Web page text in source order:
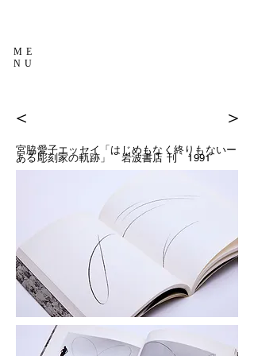
ME
NU
＜ ＞
宮脇愛子エッセイ「はじめもなく終りもないー
ある彫刻家の軌跡」岩波書店 刊 1991